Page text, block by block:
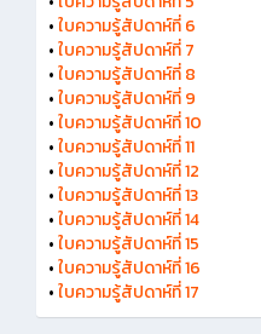
•ใบความรู้สัปดาห์ที่ 6
•ใบความรู้สัปดาห์ที่ 7
•ใบความรู้สัปดาห์ที่ 8
•ใบความรู้สัปดาห์ที่ 9
•ใบความรู้สัปดาห์ที่ 10
•ใบความรู้สัปดาห์ที่ 11
•ใบความรู้สัปดาห์ที่ 12
•ใบความรู้สัปดาห์ที่ 13
•ใบความรู้สัปดาห์ที่ 14
•ใบความรู้สัปดาห์ที่ 15
•ใบความรู้สัปดาห์ที่ 16
•ใบความรู้สัปดาห์ที่ 17